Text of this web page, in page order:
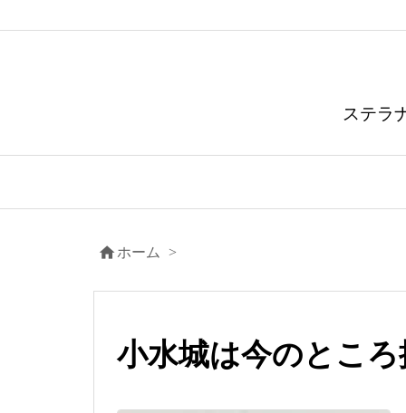
ステラ
 ホーム >
小水城は今のとこ